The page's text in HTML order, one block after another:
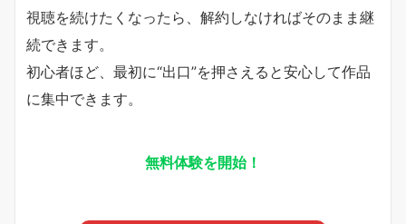
視聴を続けたくなったら、解約しなければそのまま継
続できます。
初心者ほど、最初に“出口”を押さえると安心して作品
に集中できます。
無料体験を開始！